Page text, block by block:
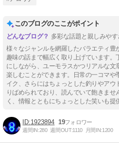
このブログのここがポイント
多彩な話題と親しみや
様々なジャンルを網羅したバラエティ豊
趣味の話まで幅広く取り上げています
にしながら、ユーモラスかつリアルな文
楽しむことができます。日常の一コマ
イク、さらにはちょっとした釣りやア
りばめられており、読んでいて飽きま
く、情報とともにちょっとした笑いも提
1923894 19
週間IN:280 週間OUT:1110 月間IN:1200